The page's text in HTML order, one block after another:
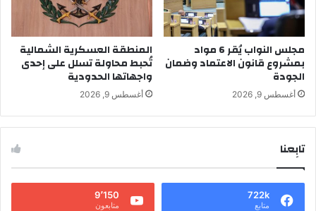
مجلس النواب يُقر 6 مواد
بمشروع قانون الاعتماد وضمان
الجودة
أغسطس 9, 2026
المنطقة العسكرية الشمالية
تُحبط محاولة تسلل على إحدى
واجهاتها الحدودية
أغسطس 9, 2026
تابِعنا
722k
متابع
9٬150
متابعون